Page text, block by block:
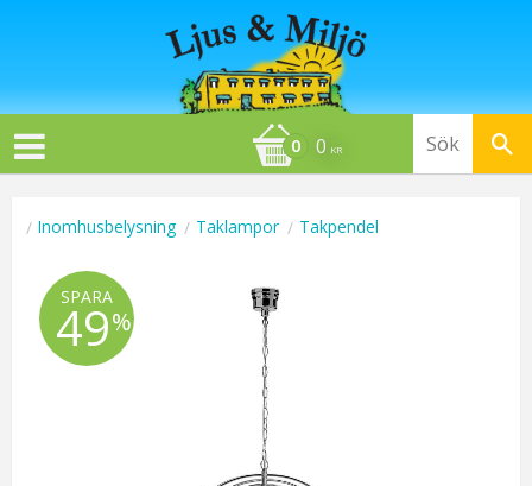
0 KR
Inomhusbelysning Taklampor Takpendel
SPARA
49%